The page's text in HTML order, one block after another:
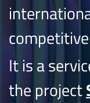
It is a
the project